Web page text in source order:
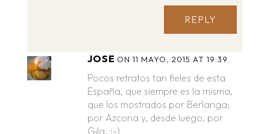
REPLY
JOSE ON 11 MAYO, 2015 AT 19:39
Pocos retratos tan fieles de esta
España, que siempre es la misma,
que los mostrados por Berlanga;
por Azcona y, desde luego, por
Gila. :-)